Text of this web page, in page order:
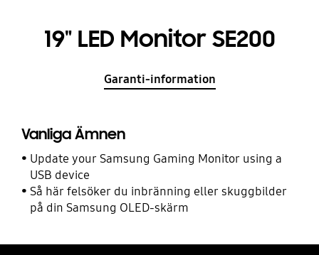
19" LED Monitor SE200
Garanti-information
Vanliga Ämnen
Update your Samsung Gaming Monitor using a
USB device
Så här felsöker du inbränning eller skuggbilder
på din Samsung OLED-skärm